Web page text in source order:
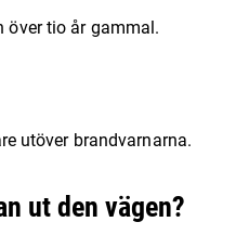
över tio år gammal.
utöver brandvarnarna.
ut den vägen?